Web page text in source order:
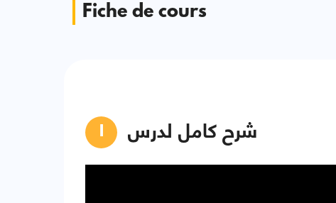
Fiche de cours
شرح كامل لدرس